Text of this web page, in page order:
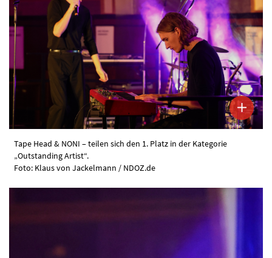
Tape Head & NONI – teilen sich den 1. Platz in der Kategorie
„Outstanding Artist“.
Foto: Klaus von Jackelmann / NDOZ.de